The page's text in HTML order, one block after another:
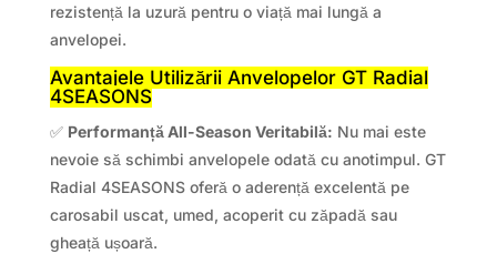
rezistență la uzură pentru o viață mai lungă a
anvelopei.
Avantajele Utilizării Anvelopelor GT Radial
4SEASONS
✅ Performanță All-Season Veritabilă: Nu mai este
nevoie să schimbi anvelopele odată cu anotimpul. GT
Radial 4SEASONS oferă o aderență excelentă pe
carosabil uscat, umed, acoperit cu zăpadă sau
gheață ușoară.